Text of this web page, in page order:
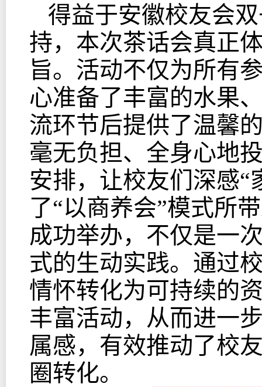
得益于安徽校友会
持，本次茶话会真正
旨。活动不仅为所有
心准备了丰富的水果
流环节后提供了温馨
毫无负担、全身心地
安排，让校友们深感“
了“以商养会”模式所
成功举办，不仅是一
式的生动实践。通过
情怀转化为可持续的
丰富活动，从而进一
属感，有效推动了校
圈转化。